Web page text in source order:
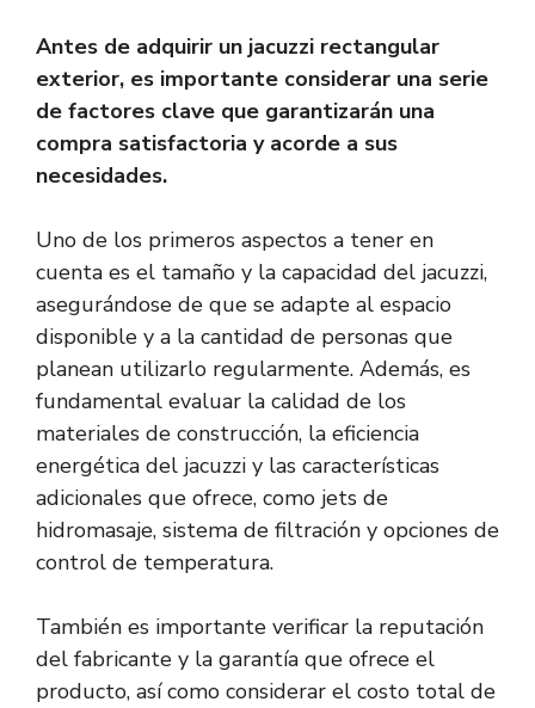
Antes de adquirir un jacuzzi rectangular
exterior, es importante considerar una serie
de factores clave que garantizarán una
compra satisfactoria y acorde a sus
necesidades.
Uno de los primeros aspectos a tener en
cuenta es el tamaño y la capacidad del jacuzzi,
asegurándose de que se adapte al espacio
disponible y a la cantidad de personas que
planean utilizarlo regularmente. Además, es
fundamental evaluar la calidad de los
materiales de construcción, la eficiencia
energética del jacuzzi y las características
adicionales que ofrece, como jets de
hidromasaje, sistema de filtración y opciones de
control de temperatura.
También es importante verificar la reputación
del fabricante y la garantía que ofrece el
producto, así como considerar el costo total de